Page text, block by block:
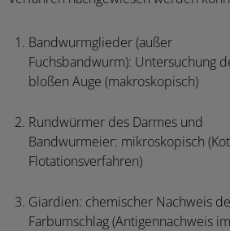
Bandwurmglieder (außer
Fuchsbandwurm): Untersuchung
bloßen Auge (makroskopisch)
Rundwürmer des Darmes und
Bandwurmeier: mikroskopisch
Flotationsverfahren)
Giardien: chemischer Nachweis
Farbumschlag (Antigennachweis